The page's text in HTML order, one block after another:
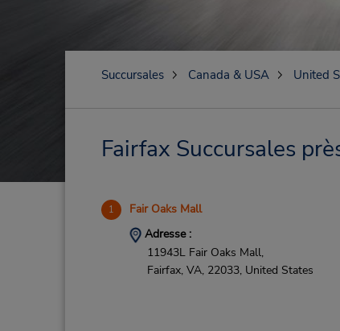
Succursales Canada & USA United
Fairfax Succursales
1 Fair Oaks Mall
Adresse :
11943L Fair Oaks Mall,
Fairfax, VA, 22033, United States